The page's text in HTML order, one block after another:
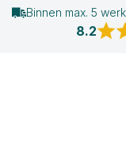
Binnen max. 5
8.2